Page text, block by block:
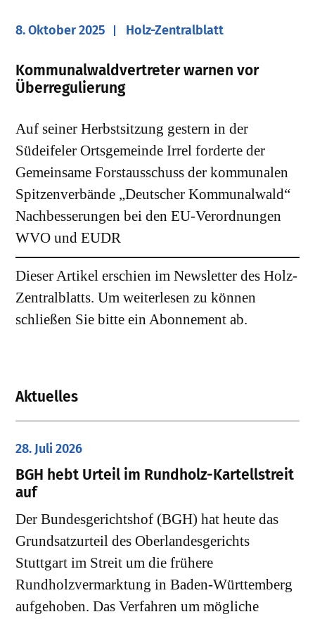
8. Oktober 2025 Holz-Zentralblatt
Kommunalwaldvertreter warnen vor
Überregulierung
Auf seiner Herbstsitzung gestern in der
Südeifeler Ortsgemeinde Irrel forderte der
Gemeinsame Forstausschuss der kommunalen
Spitzenverbände „Deutscher Kommunalwald“
Nachbesserungen bei den EU-Verordnungen
WVO und EUDR
Dieser Artikel erschien im Newsletter des Holz-
Zentralblatts. Um weiterlesen zu können
schließen Sie bitte ein Abonnement ab.
Aktuelles
28. Juli 2026
​BGH hebt Urteil im Rundholz-Kartellstreit
auf
Der Bundesgerichtshof (BGH) hat heute das
Grundsatzurteil des Oberlandesgerichts
Stuttgart im Streit um die frühere
Rundholzvermarktung in Baden-Württemberg
aufgehoben. Das Verfahren um mögliche